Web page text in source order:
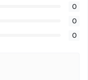
0
0
0